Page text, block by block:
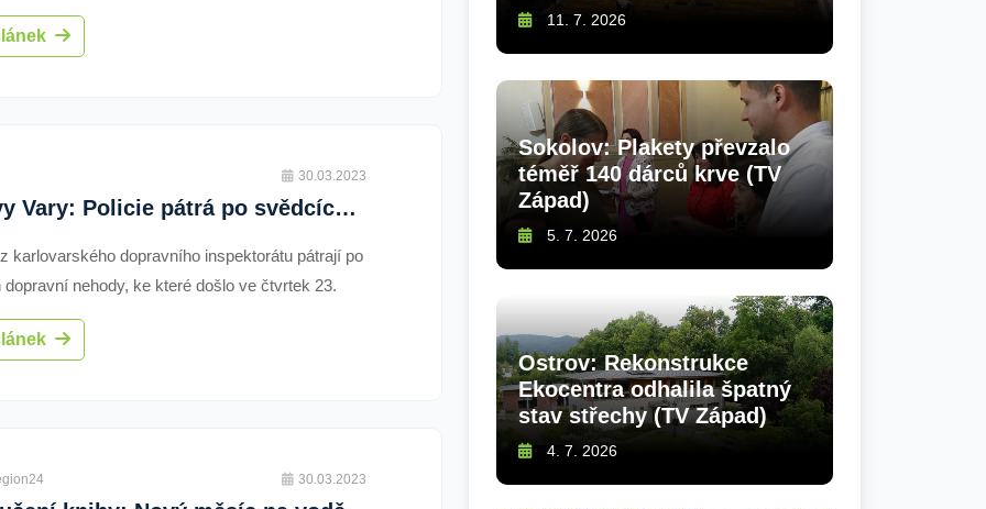
Po knize Proměny města Sokolova v roce 2007
rozhodoval mezi tématy o výjimečných stavbách
30.03.2023
Karlovy Vary: Policie pátrá po svědcích dopravní nehody
karlovarského dopravního inspektorátu pátrají po
nehody, ke které došlo ve čtvrtek 23.
roku v době mezi 15:00 hodin až 15:30
světelné křižovatce u Chebského mostu v ulici
30.03.2023
11. 7. 2026
Sokolov: Plakety převzalo
téměř 140 dárců krve (TV
Západ)
5. 7. 2026
Ostrov: Rekonstrukce
Ekocentra odhalila špatný
stav střechy (TV Západ)
4. 7. 2026